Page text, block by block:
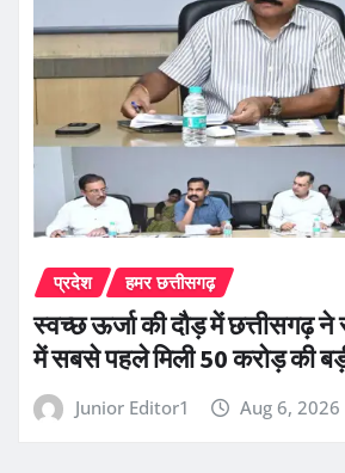
प्रदेश हमर छत्तीसगढ़
स्वच्छ ऊर्जा की दौड़ में छत्तीसगढ़ ने
में सबसे पहले मिली 50 करोड़ की
Junior Editor1 Aug 6, 2026